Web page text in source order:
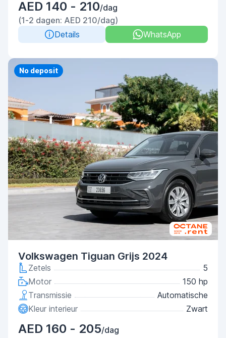
AED 140 - 210/dag
(1-2 dagen: AED 210/dag)
Details
WhatsApp
Priority
No deposit
Volkswagen Tiguan Grijs 2024
Zetels
5
Motor
150 hp
Transmissie
Automatische
Kleur interieur
Zwart
AED 160 - 205/dag